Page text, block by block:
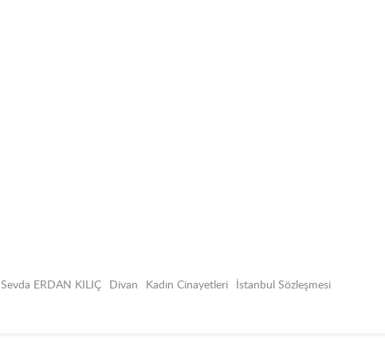
Sevda ERDAN KILIÇ Divan Kadın Cinayetleri İstanbul Sözleşmesi